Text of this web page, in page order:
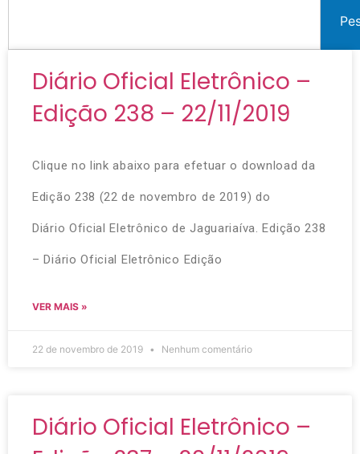
Diário Oficial Eletrônico –
Edição 238 – 22/11/2019
Clique no link abaixo para efetuar o download da
Edição 238 (22 de novembro de 2019) do
Diário Oficial Eletrônico de Jaguariaíva. Edição 238
– Diário Oficial Eletrônico Edição
VER MAIS »
22 de novembro de 2019 Nenhum comentário
Diário Oficial Eletrônico –